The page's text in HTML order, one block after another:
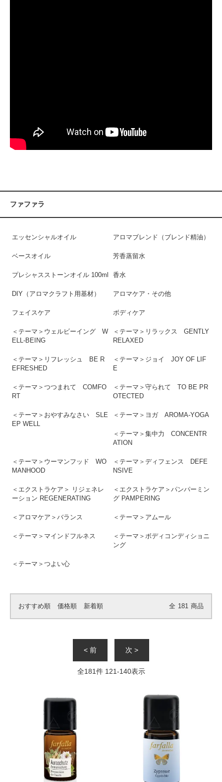
ファファラ
エッセンシャルオイル アロマブレンド（ブレンド精油）
ベースオイル 芳香蒸留水
プレシャスストーンオイル 100ml 香水
DIY（アロマクラフト用基材） アロマケア・その他
フェイスケア ボディケア
＜テーマ＞ウェルビーイング W
ELL-BEING
＜テーマ＞リラックス GENTLY
RELAXED
＜テーマ＞リフレッシュ BE R
EFRESHED
＜テーマ＞ジョイ JOY OF LIF
E
＜テーマ＞つつまれて COMFO
RT
＜テーマ＞守られて TO BE PR
OTECTED
＜テーマ＞おやすみなさい SLE
EP WELL
＜テーマ＞ヨガ AROMA-YOGA
＜テーマ＞集中力 CONCENTR
ATION
＜テーマ＞ウーマンフッド WO
MANHOOD
＜テーマ＞ディフェンス DEFE
NSIVE
＜エクストラケア＞ リジェネレ
ーション REGENERATING
＜エクストラケア＞パンパーミン
グ PAMPERING
＜アロマケア＞バランス ＜テーマ＞アムール
＜テーマ＞マインドフルネス
＜テーマ＞ボディコンディショニ
ング
＜テーマ＞つよい心
おすすめ順 価格順 新着順 全 181 商品
< 前 次 >
全181件 121-140表示